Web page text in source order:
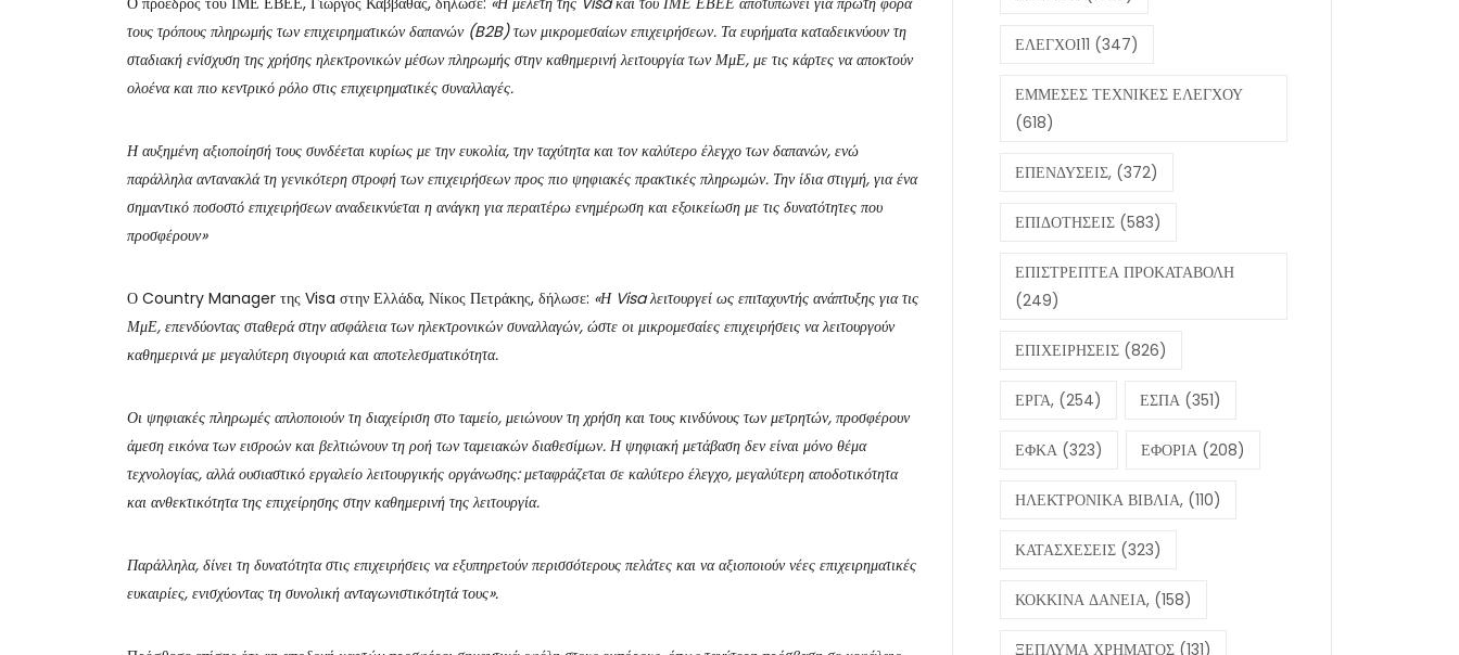
τους τρόπους πληρωμής των επιχειρηματικών δαπανών (B2B) των μικρομεσαίων επιχειρήσεων. Τα ευρήματα καταδεικνύουν τη
σταδιακή ενίσχυση της χρήσης ηλεκτρονικών μέσων πληρωμής στην καθημερινή λειτουργία των ΜμΕ, με τις κάρτες να αποκτούν
ολοένα και πιο κεντρικό ρόλο στις επιχειρηματικές συναλλαγές.
Η αυξημένη αξιοποίησή τους συνδέεται κυρίως με την ευκολία, την ταχύτητα και τον καλύτερο έλεγχο των δαπανών, ενώ
παράλληλα αντανακλά τη γενικότερη στροφή των επιχειρήσεων προς πιο ψηφιακές πρακτικές πληρωμών. Την ίδια στιγμή, για ένα
σημαντικό ποσοστό επιχειρήσεων αναδεικνύεται η ανάγκη για περαιτέρω ενημέρωση και εξοικείωση με τις δυνατότητες που
προσφέρουν»
Ο Country Manager της Visa στην Ελλάδα, Νίκος Πετράκης, δήλωσε: «Η Visa λειτουργεί ως επιταχυντής ανάπτυξης για τις
ΜμΕ, επενδύοντας σταθερά στην ασφάλεια των ηλεκτρονικών συναλλαγών, ώστε οι μικρομεσαίες επιχειρήσεις να λειτουργούν
καθημερινά με μεγαλύτερη σιγουριά και αποτελεσματικότητα.
Οι ψηφιακές πληρωμές απλοποιούν τη διαχείριση στο ταμείο, μειώνουν τη χρήση και τους κινδύνους των μετρητών, προσφέρουν
άμεση εικόνα των εισροών και βελτιώνουν τη ροή των ταμειακών διαθεσίμων. Η ψηφιακή μετάβαση δεν είναι μόνο θέμα
τεχνολογίας, αλλά ουσιαστικό εργαλείο λειτουργικής οργάνωσης: μεταφράζεται σε καλύτερο έλεγχο, μεγαλύτερη αποδοτικότητα
και ανθεκτικότητα της επιχείρησης στην καθημερινή της λειτουργία.
Παράλληλα, δίνει τη δυνατότητα στις επιχειρήσεις να εξυπηρετούν περισσότερους πελάτες και να αξιοποιούν νέες επιχειρηματικές
ευκαιρίες, ενισχύοντας τη συνολική ανταγωνιστικότητά τους».
ΕΛΕΓΧΟΙ11 (347)
ΕΜΜΕΣΕΣ ΤΕΧΝΙΚΕΣ ΕΛΕΓΧΟΥ
(618)
ΕΠΕΝΔΥΣΕΙΣ, (372)
ΕΠΙΔΟΤΗΣΕΙΣ (583)
ΕΠΙΣΤΡΕΠΤΕΑ ΠΡΟΚΑΤΑΒΟΛΗ
(249)
ΕΠΙΧΕΙΡΗΣΕΙΣ (826)
ΕΡΓΑ, (254) ΕΣΠΑ (351)
ΕΦΚΑ (323) ΕΦΟΡΙΑ (208)
ΗΛΕΚΤΡΟΝΙΚΑ ΒΙΒΛΙΑ, (110)
ΚΑΤΑΣΧΕΣΕΙΣ (323)
ΚΟΚΚΙΝΑ ΔΑΝΕΙΑ, (158)
ΞΕΠΛΥΜΑ ΧΡΗΜΑΤΟΣ (131)